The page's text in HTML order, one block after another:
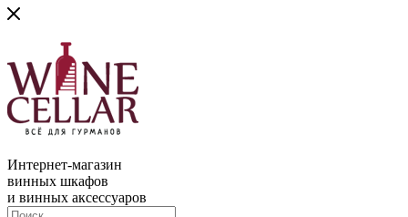
Интернет-магазин
винных шкафов
и винных аксессуаров